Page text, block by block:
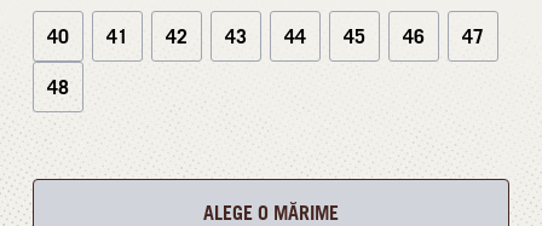
40 41 42 43 44 45 46 47
48
ALEGE O MĂRIME